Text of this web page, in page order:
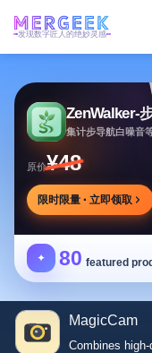
发现数字匠人的绝妙灵感
ZenWalker-
原价¥48
限时限量 · 立即领取
✦ 80 featured
MagicCam